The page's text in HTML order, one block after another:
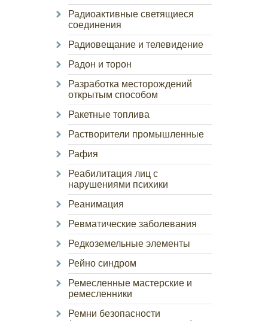
Радиоактивные светящиеся
соединения
Радиовещание и телевидение
Радон и торон
Разработка месторождений
открытым способом
Ракетные топлива
Растворители промышленные
Рафия
Реабилитация лиц с
нарушениями психики
Реанимация
Ревматические заболевания
Редкоземельные элементы
Рейно синдром
Ремесленные мастерские и
ремесленники
Ремни безопасности